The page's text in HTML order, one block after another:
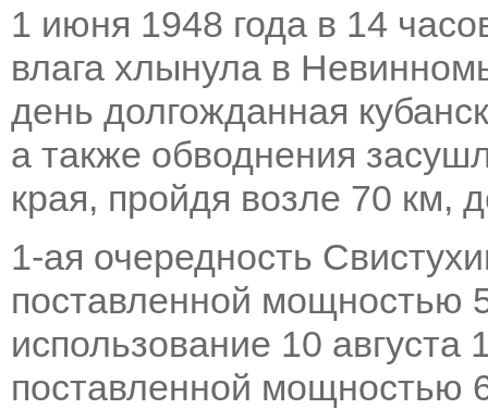
1 июня 1948 года в 14
влага хлынула в
день долгожданная
а также обводнения
края, пройдя возле 70 км,
1-ая очередность
поставленной мощностью
использование 10 августа
поставленной мощностью